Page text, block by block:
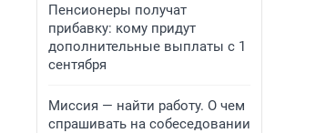
Пенсионеры получат
прибавку: кому придут
дополнительные выплаты с 1
сентября
Миссия — найти работу. О чем
спрашивать на собеседовании